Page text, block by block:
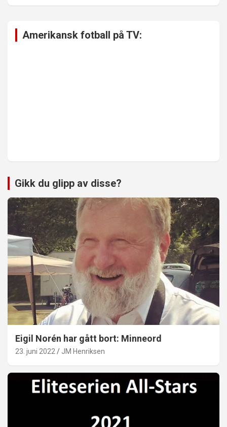
Amerikansk fotball på TV:
Gikk du glipp av disse?
Eigil Norén har gått bort: Minneord
23. juni 2022 JM Henriksen